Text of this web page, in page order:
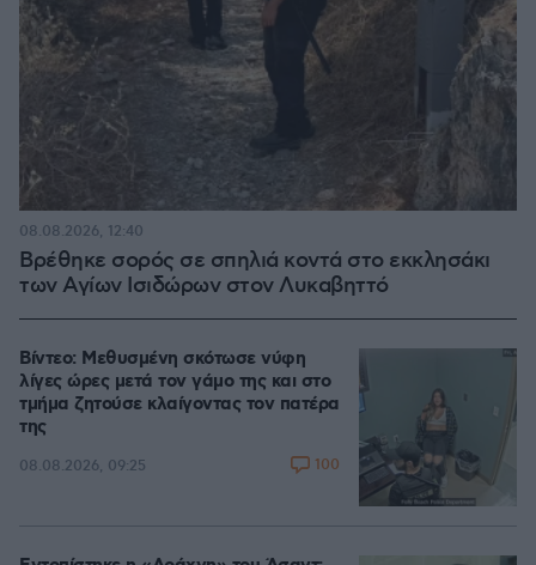
Βρέθηκε σορός σε σπηλιά κοντά στο εκκλησάκι
των Αγίων Ισιδώρων στον Λυκαβηττό
08.08.2026, 12:40
Βίντεο: Μεθυσμένη σκότωσε νύφη
λίγες ώρες μετά τον γάμο της και στο
τμήμα ζητούσε κλαίγοντας τον πατέρα
της
08.08.2026, 09:25 100